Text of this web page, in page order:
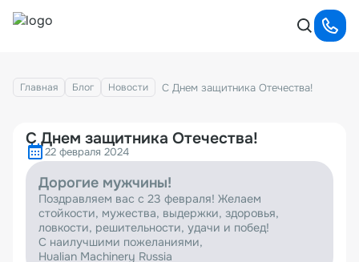
Главная Блог Новости С Днем защитника Отечества!
С Днем защитника Отечества!
22 февраля 2024
Дорогие мужчины!
Поздравляем вас с 23 февраля! Желаем
стойкости, мужества, выдержки, здоровья,
ловкости, решительности, удачи и побед!
С наилучшими пожеланиями,
Hualian Machinery Russia